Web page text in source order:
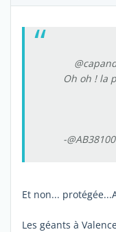
Oh oh ! la
-@AB38100
Et non...
Les géants à